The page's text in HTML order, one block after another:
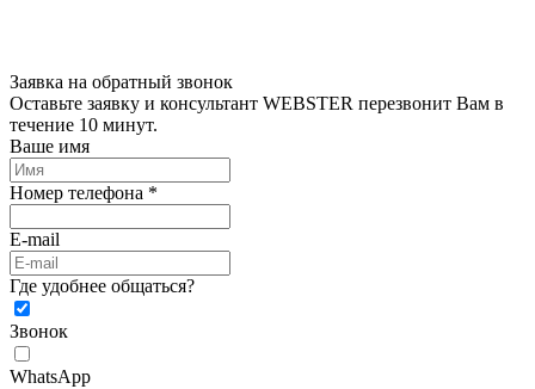
Заявка на обратный звонок
Оставьте заявку и консультант WEBSTER перезвонит Вам в
течение 10 минут.
Ваше имя
Номер телефона *
E-mail
Где удобнее общаться?
Звонок
WhatsApp